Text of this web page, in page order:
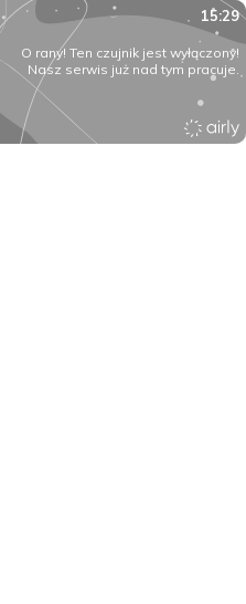
15:29
O rany! Ten czujnik jest wyłączony!
Nasz serwis już nad tym pracuje.